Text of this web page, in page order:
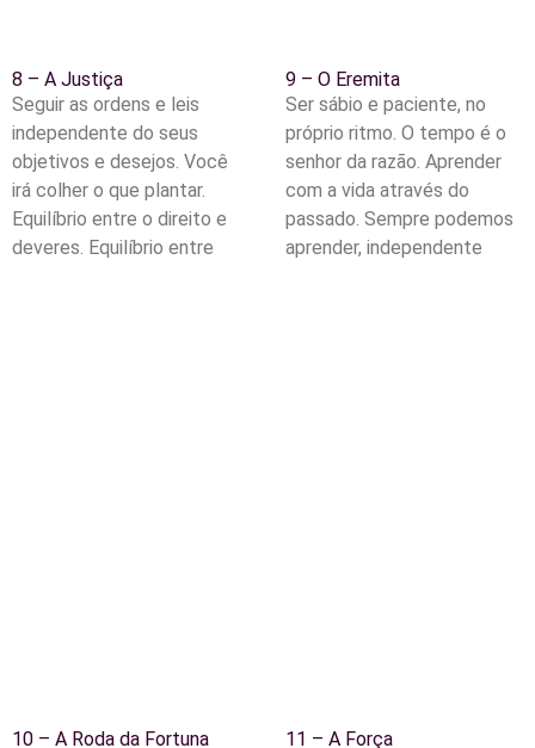
8 – A Justiça
Seguir as ordens e leis
independente do seus
objetivos e desejos. Você
irá colher o que plantar.
Equilíbrio entre o direito e
deveres. Equilíbrio entre
9 – O Eremita
Ser sábio e paciente, no
próprio ritmo. O tempo é o
senhor da razão. Aprender
com a vida através do
passado. Sempre podemos
aprender, independente
10 – A Roda da Fortuna 11 – A Força